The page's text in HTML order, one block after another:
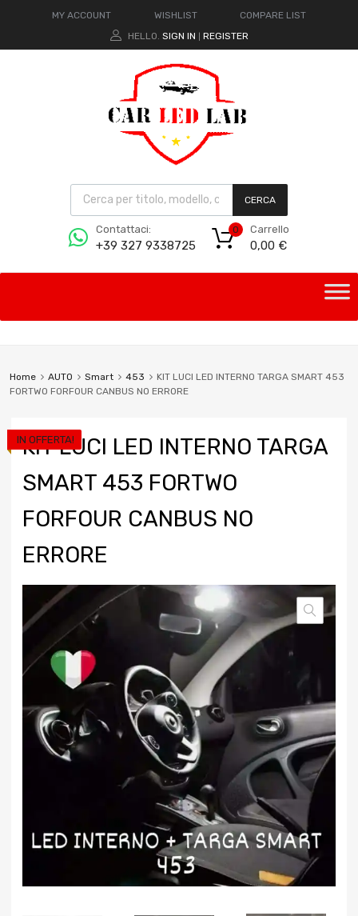
MY ACCOUNT WISHLIST
COMPARE LIST
HELLO. SIGN IN REGISTER
CERCA
Contattaci:
+39 327 9338725
Carrello
0,00 €
0
Home AUTO Smart 453
KIT LUCI LED INTERNO TARGA SMART 453
FORTWO FORFOUR CANBUS NO ERRORE
KIT LUCI LED INTERNO TARGA
SMART 453 FORTWO
FORFOUR CANBUS NO
ERRORE
IN OFFERTA!